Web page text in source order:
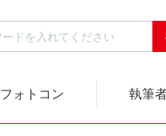
ォトコン 執筆